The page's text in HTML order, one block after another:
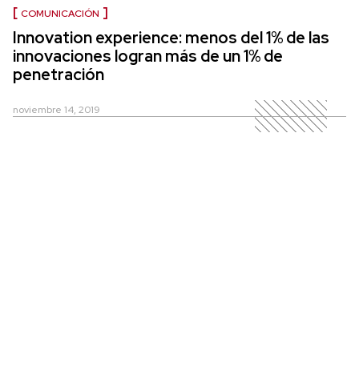
COMUNICACIÓN
Innovation experience: menos del 1% de las
innovaciones logran más de un 1% de
penetración
noviembre 14, 2019